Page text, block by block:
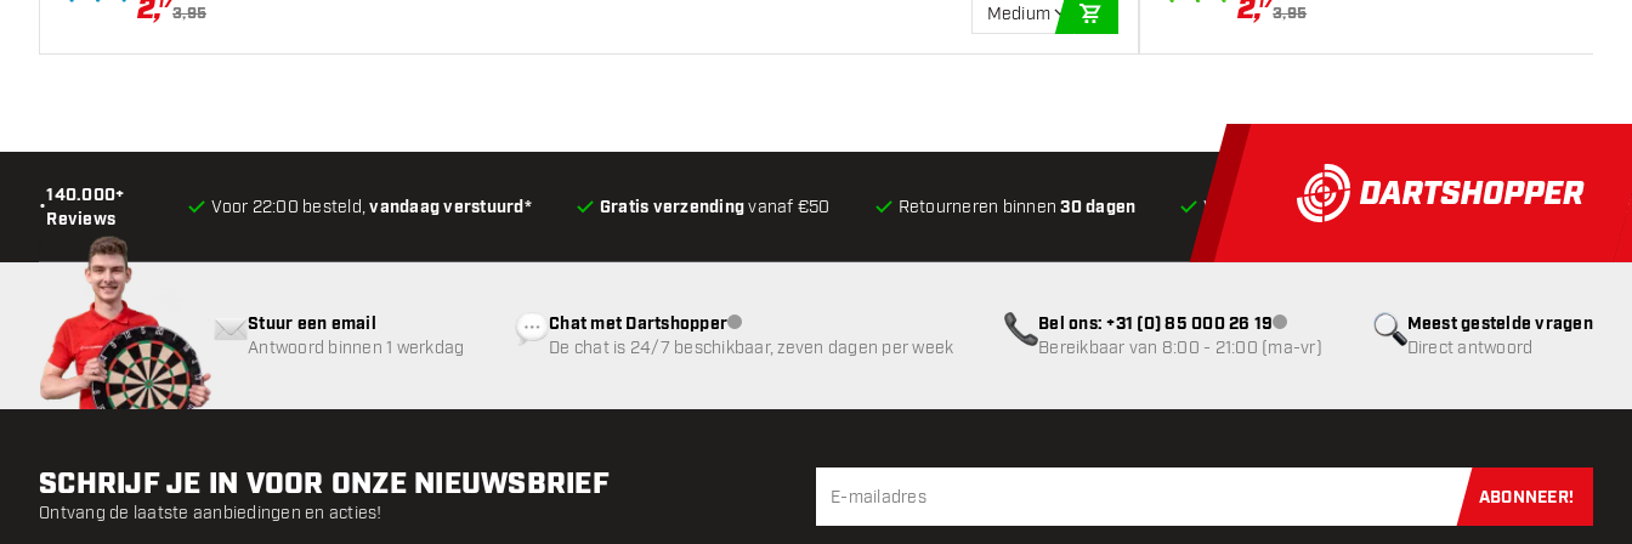
2, 3,95 Medium 2, 3,95
•
140.000+
Reviews
Voor 22:00 besteld,vandaag verstuurd* Gratis verzendingvanaf €50 Retourneren binnen30 dagen Voor 22:00 besteld,vandaag verstuurd*
Meest gestelde vragen
Direct antwoord
Stuur een email
Antwoord binnen 1 werkdag
Chat met Dartshopperklantenservice niet beschikbaar
De chat is 24/7 beschikbaar, zeven dagen per week
Bel ons: +31 (0) 85 000 26 19klantenservice niet beschikbaar
Bereikbaar van 8:00 - 21:00 (ma-vr)
SCHRIJF JE IN VOOR ONZE NIEUWSBRIEF
Ontvang de laatste aanbiedingen en acties!
Schrijf je
ABONNEER!